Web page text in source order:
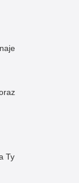
Ty